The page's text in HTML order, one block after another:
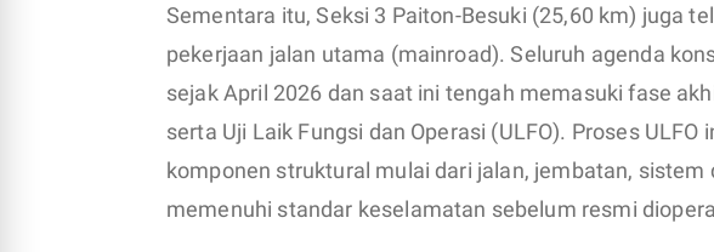
Sementara itu, Seksi 3 Paiton-Besuki (25,60 km) juga
pekerjaan jalan utama (mainroad). Seluruh agenda
sejak April 2026 dan saat ini tengah memasuki fase
serta Uji Laik Fungsi dan Operasi (ULFO). Proses
komponen struktural mulai dari jalan, jembatan,
memenuhi standar keselamatan sebelum resmi